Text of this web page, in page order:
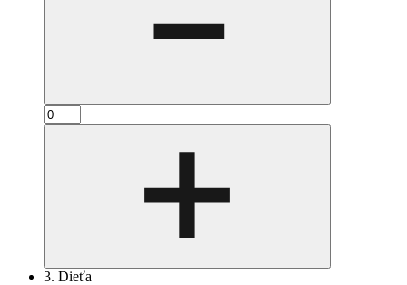
3. Dieťa